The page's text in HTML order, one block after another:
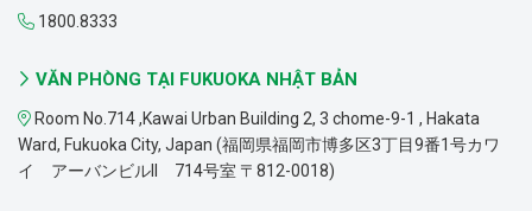
1800.8333
VĂN PHÒNG TẠI FUKUOKA NHẬT BẢN
Room No.714 ,Kawai Urban Building 2, 3 chome-9-1 , Hakata
Ward, Fukuoka City, Japan (福岡県福岡市博多区3丁目9番1号カワ
イ アーバンビルII 714号室 〒812-0018)